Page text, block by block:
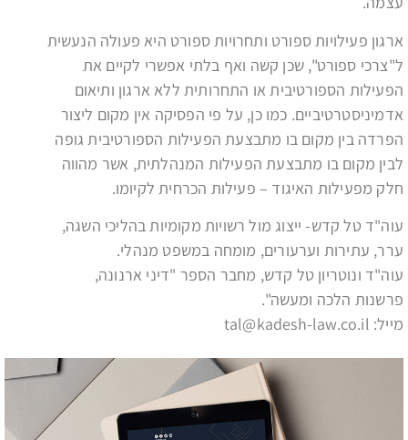
ארגון פעילויות ספורט ותחרויות ספורט היא פעולה הנעשית
ל"צרכי ספורט", שכן קשה ואף בלתי אפשרי לקיים את
הפעילות הספורטיבית או התחרותית ללא ארגון ותיאום
אדמיניסטרטיביים. כמו כן, על פי הפסיקה אין מקום ליצור
הפרדה בין מקום בו מתבצעת הפעילות הספורטיבית גופה
לבין מקום בו מתבצעת הפעילות המנהלתית, אשר מהווה
חלק מפעילות האיגוד – פעילות הכרחית לקיומו.
עוה"ד טל קדש- ייצוג מול רשויות מקומיות בהליכי השגה,
ערר, עתירות וערעורים, מומחה במשפט מנהלי.
עוה"ד ונוטריון טל קדש, מחבר הספר "דיני ארנונה,
פרשנות הלכה ומעשה".
מייל: tal@kadesh-law.co.il